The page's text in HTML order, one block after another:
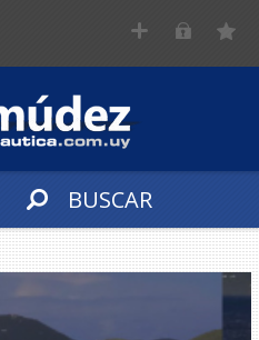
BUSCAR